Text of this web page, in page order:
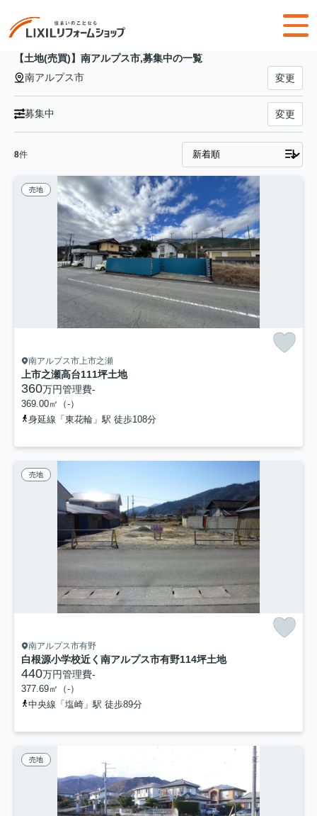
【土地(売買)】南アルプス市,募集中の一覧
南アルプス市
変更
募集中 変更
8件
売地
南アルプス市上市之瀬
上市之瀬高台111坪土地
360万円管理費-
369.00㎡（-）
身延線「東花輪」駅 徒歩108分
売地
南アルプス市有野
白根源小学校近く南アルプス市有野114坪土地
440万円管理費-
377.69㎡（-）
中央線「塩崎」駅 徒歩89分
売地